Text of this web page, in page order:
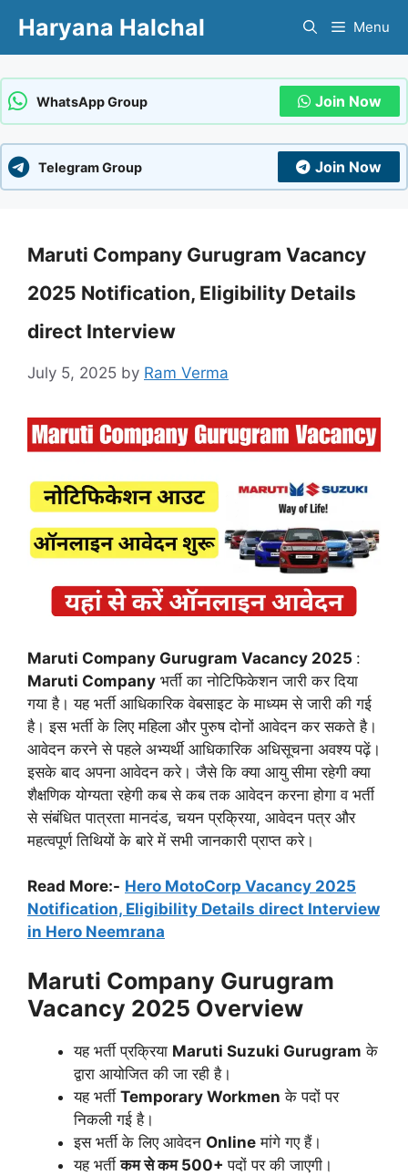
content
Haryana Halchal Menu
WhatsApp Group Join Now
Telegram Group Join Now
Maruti Company Gurugram Vacancy
2025 Notification, Eligibility Details
direct Interview
July 5, 2025 by Ram Verma
Maruti Company Gurugram Vacancy 2025 :
Maruti Company भर्ती का नोटिफिकेशन जारी कर दिया
गया है। यह भर्ती आधिकारिक वेबसाइट के माध्यम से जारी की गई
है। इस भर्ती के लिए महिला और पुरुष दोनों आवेदन कर सकते है।
आवेदन करने से पहले अभ्यर्थी आधिकारिक अधिसूचना अवश्य पढ़ें।
इसके बाद अपना आवेदन करे। जैसे कि क्या आयु सीमा रहेगी क्या
शैक्षणिक योग्यता रहेगी कब से कब तक आवेदन करना होगा व भर्ती
से संबंधित पात्रता मानदंड, चयन प्रक्रिया, आवेदन पत्र और
महत्वपूर्ण तिथियों के बारे में सभी जानकारी प्राप्त करे।
Read More:- Hero MotoCorp Vacancy 2025
Notification, Eligibility Details direct Interview
in Hero Neemrana
Maruti Company Gurugram
Vacancy 2025 Overview
यह भर्ती प्रक्रिया Maruti Suzuki Gurugram के
द्वारा आयोजित की जा रही है।
यह भर्ती Temporary Workmen के पदों पर
निकली गई है।
इस भर्ती के लिए आवेदन Online मांगे गए हैं।
यह भर्तीकम से कम 500+पदों पर की जाएगी।